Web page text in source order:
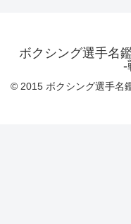
ボクシング選手
-
© 2015 ボクシング選手